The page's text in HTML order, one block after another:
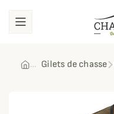
Gilets de chasse